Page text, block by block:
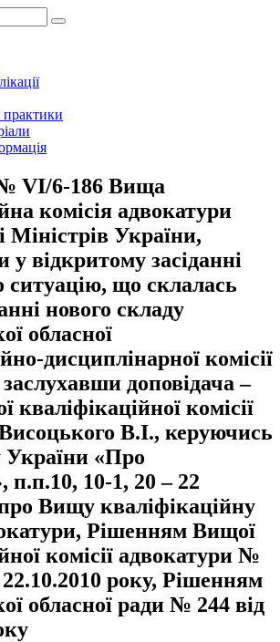
практики
6-186 Вища
комісія адвокатури
Міністрів України,
відкритому засіданні
ситуацію, що склалась
нового складу
обласної
дисциплінарної комісії
доповідача –
кваліфікаційної комісії
В.І., керуючись
України «Про
п.п.10, 10-1, 20 – 22
Вищу кваліфікаційну
Рішенням Вищої
комісії адвокатури №
22.10.2010 року, Рішенням
обласної ради № 244 від